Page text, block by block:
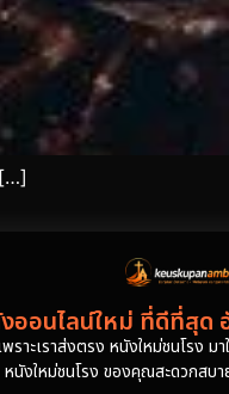
อนไลน์ใหม่ ที่ดีที่สุด
ะเราส่งตรง หนังใหม่ชนโรง
หนังใหม่ชนโรง ของคุณสะดวกสบ